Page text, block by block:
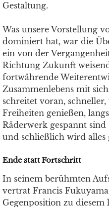
Gestaltung.
Was unsere Vorstellung
dominiert hat, war die
ein von der
Richtung Zukunft
fortwährende
Zusammenlebens mit
schreitet voran,
Freiheiten genießen,
Räderwerk gespannt
und schließlich wird alles
Ende statt Fortschritt
In seinem berühmten
vertrat Francis
Gegenposition zu